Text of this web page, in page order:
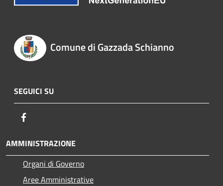
Comune di Gazzada Schianno
SEGUICI SU
AMMINISTRAZIONE
Organi di Governo
Aree Amministrative